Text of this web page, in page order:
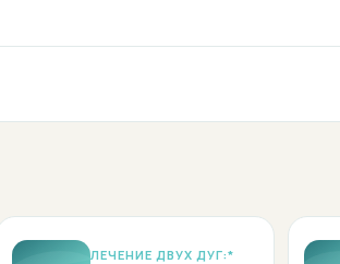
ЛЕЧЕНИЕ ДВУХ ДУГ:*